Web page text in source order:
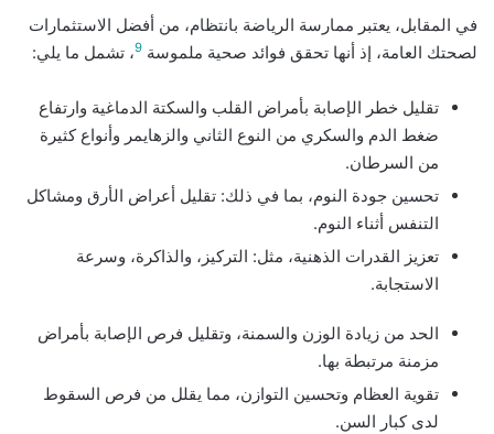
في المقابل، يعتبر ممارسة الرياضة بانتظام، من أفضل الاستثمارات
لصحتك العامة، إذ أنها تحقق فوائد صحية ملموسة 9، تشمل ما يلي:
تقليل خطر الإصابة بأمراض القلب والسكتة الدماغية وارتفاع
ضغط الدم والسكري من النوع الثاني والزهايمر وأنواع كثيرة
من السرطان.
تحسين جودة النوم، بما في ذلك: تقليل أعراض الأرق ومشاكل
التنفس أثناء النوم.
تعزيز القدرات الذهنية، مثل: التركيز، والذاكرة، وسرعة
الاستجابة.
الحد من زيادة الوزن والسمنة، وتقليل فرص الإصابة بأمراض
مزمنة مرتبطة بها.
تقوية العظام وتحسين التوازن، مما يقلل من فرص السقوط
لدى كبار السن.